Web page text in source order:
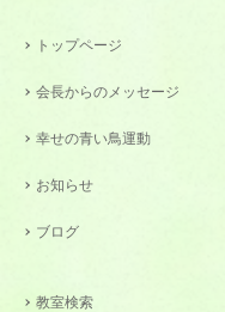
トップページ
会長からのメッセージ
幸せの青い鳥運動
お知らせ
ブログ
教室検索